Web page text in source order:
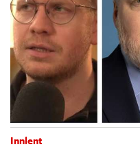
Innlent